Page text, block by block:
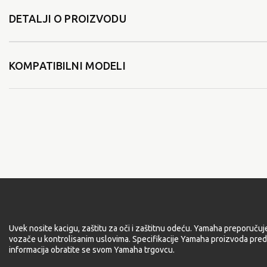
DETALJI O PROIZVODU
KOMPATIBILNI MODELI
Uvek nosite kacigu, zaštitu za oči i zaštitnu odeću. Yamaha
vozače u kontrolisanim uslovima. Specifikacije Yamaha proizvoda
informacija obratite se svom Yamaha trgovcu.